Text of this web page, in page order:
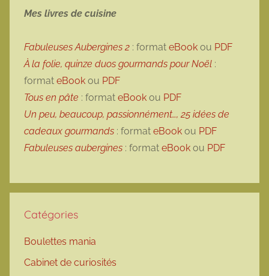
Mes livres de cuisine
Fabuleuses Aubergines 2 : format eBook ou PDF
À la folie, quinze duos gourmands pour Noël :
format eBook ou PDF
Tous en pâte : format eBook ou PDF
Un peu, beaucoup, passionnément…, 25 idées de
cadeaux gourmands : format eBook ou PDF
Fabuleuses aubergines : format eBook ou PDF
Catégories
Boulettes mania
Cabinet de curiosités